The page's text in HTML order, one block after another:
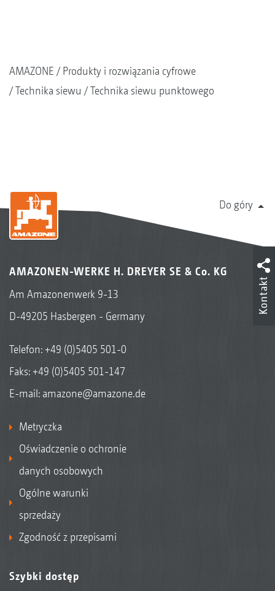
AMAZONE
Produkty i rozwiązania cyfrowe
Technika siewu
Technika siewu punktowego
Do góry
AMAZONEN-WERKE H. DREYER SE & Co. KG
Am Amazonenwerk 9-13
D-49205 Hasbergen - Germany
Telefon:+49 (0)5405 501-0
Faks: +49 (0)5405 501-147
E-mail: amazone@amazone.de
Metryczka
Oświadczenie o ochronie
danych osobowych
Ogólne warunki
sprzedaży
Zgodność z przepisami
Szybki dostęp
Kontakt